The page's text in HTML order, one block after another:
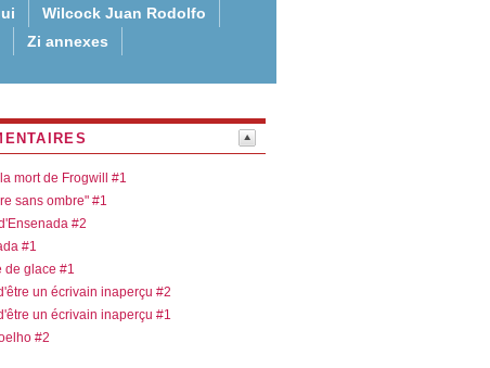
Wilcock Juan Rodolfo
Zi annexes
mort de Frogwill #1
sans ombre" #1
#2
#1
de glace #1
un écrivain inaperçu #2
un écrivain inaperçu #1
#2